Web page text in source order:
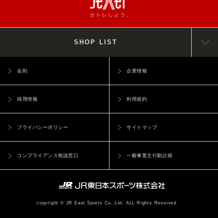
SHOP LIST
copyright © JR East Sports Co.,Ltd. ALL Rights Reserved
会則 企業情報
採用情報 利用規約
プライバシーポリシー サイトマップ
コンプライアンス相談窓口 一般事業主行動計画